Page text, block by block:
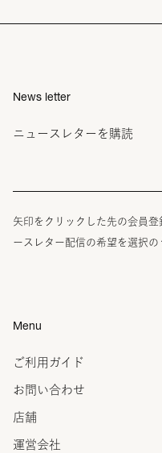
News letter
ニュースレターを購読
矢印をクリックした先の会員
ースレター配信の希望を選択の
Menu
ご利用ガイド
お問い合わせ
店舗
運営会社